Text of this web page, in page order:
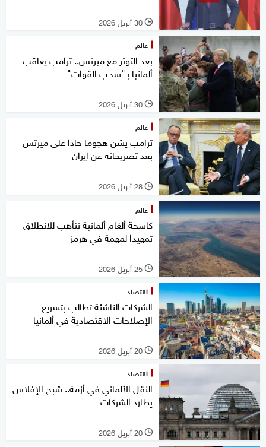
l 30 أبريل 2026
عالم
بعد التوتر مع ميرتس.. ترامب يعاقب
ألمانيا بـ"سحب القوات"
l 30 أبريل 2026
عالم
ترامب يشن هجوما حادا على ميرتس
بعد تصريحاته عن إيران
l 28 أبريل 2026
عالم
كاسحة ألغام ألمانية تتأهب للانطلاق
تمهيدا لمهمة في هرمز
l 25 أبريل 2026
اقتصاد
الشركات الناشئة تطالب بتسريع
الإصلاحات الاقتصادية في ألمانيا
l 20 أبريل 2026
اقتصاد
النقل الألماني في أزمة.. شبح الإفلاس
يطارد الشركات
l 20 أبريل 2026